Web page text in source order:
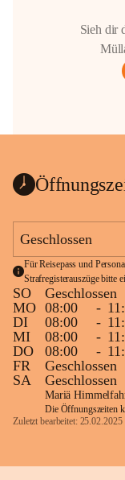
Sieh dir
Geschlossen
Für Reisepass und
Strafregisterauszüge bitte
SO
Geschlossen
MO 08:00 -
DI
08:00 -
MI
08:00 -
DO
08:00 -
FR
Geschlossen
SA
Geschlossen
Mariä
Die Öffnungszeiten
Zuletzt bearbeitet: 25.02.2025